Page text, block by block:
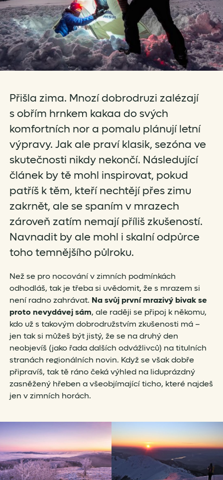
Přišla zima. Mnozí dobrodruzi zalézají
s obřím hrnkem kakaa do svých
komfortních nor a pomalu plánují letní
výpravy. Jak ale praví klasik, sezóna ve
skutečnosti nikdy nekončí. Následující
článek by tě mohl inspirovat, pokud
patříš k těm, kteří nechtějí přes zimu
zakrnět, ale se spaním v mrazech
zároveň zatím nemají příliš zkušeností.
Navnadit by ale mohl i skalní odpůrce
toho temnějšího půlroku.
Než se pro nocování v zimních podmínkách
odhodláš, tak je třeba si uvědomit, že s mrazem si
není radno zahrávat. Na svůj první mrazivý bivak se
proto nevydávej sám, ale raději se připoj k někomu,
kdo už s takovým dobrodružstvím zkušenosti má –
jen tak si můžeš být jistý, že se na druhý den
neobjevíš (jako řada dalších odvážlivců) na titulních
stranách regionálních novin. Když se však dobře
připravíš, tak tě ráno čeká výhled na liduprázdný
zasněžený hřeben a všeobjímající ticho, které najdeš
jen v zimních horách.